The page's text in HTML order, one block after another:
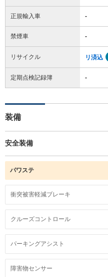
正規輸入車 -
禁煙車 -
リサイクル リ済込
定期点検記録簿 -
装備
安全装備
パワステ
衝突被害軽減ブレーキ
クルーズコントロール
パーキングアシスト
障害物センサー